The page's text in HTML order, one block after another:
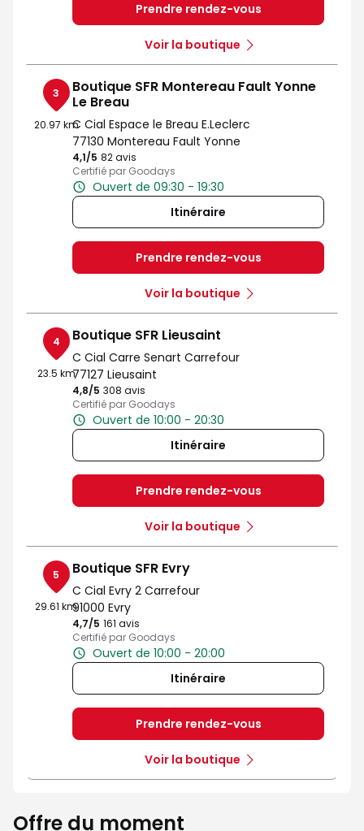
Prendre rendez-vous
Voir la boutique
3
20.97 km
Boutique SFR Montereau Fault Yonne
Le Breau
C Cial Espace le Breau E.Leclerc
77130 Montereau Fault Yonne
4,1/5 Note de 4.1 sur 5
82 avis
Certifié par Goodays
Ouvert de 09:30 - 19:30
Itinéraire
Prendre rendez-vous
Voir la boutique
4
23.5 km
Boutique SFR Lieusaint
C Cial Carre Senart Carrefour
77127 Lieusaint
4,8/5 Note de 4.8 sur 5
308 avis
Certifié par Goodays
Ouvert de 10:00 - 20:30
Itinéraire
Prendre rendez-vous
Voir la boutique
5
29.61 km
Boutique SFR Evry
C Cial Evry 2 Carrefour
91000 Evry
4,7/5 Note de 4.7 sur 5
161 avis
Certifié par Goodays
Ouvert de 10:00 - 20:00
Itinéraire
Prendre rendez-vous
Voir la boutique
Offre du moment